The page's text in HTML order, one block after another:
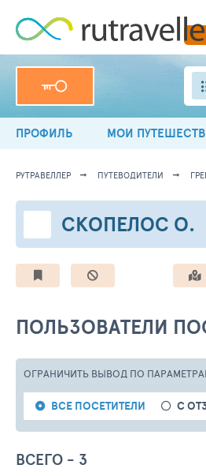
ПРОФИЛЬ МОИ
РУТРАВЕЛЛЕР ПУТЕВОДИТЕЛИ
СКОПЕЛОС О.
ПОЛЬЗОВАТЕЛИ
ОГРАНИЧИТЬ ВЫВОД ПО
ВСЕ ПОСЕТИТЕЛИ С
ВСЕГО - 3